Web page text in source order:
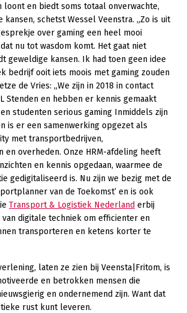
loont en biedt soms totaal onverwachte,
schetst Wessel Veenstra. „Zo is uit
over gaming een heel mooi
nu tot wasdom komt. Het gaat niet
geweldige kansen. Ik had toen geen idee
bedrijf ooit iets moois met gaming zouden
de Vries: „We zijn in 2018 in contact
Stenden en hebben er kennis gemaakt
studenten serious gaming Inmiddels zijn
is er een samenwerking opgezet als
met transportbedrijven,
en overheden. Onze HRM-afdeling heeft
en kennis opgedaan, waarmee de
gedigitaliseerd is. Nu zijn we bezig met de
van de Toekomst’ en is ook
Transport & Logistiek Nederland erbij
digitale techniek om efficienter en
transporteren en ketens korter te
laten ze zien bij Veensta|Fritom, is
en betrokken mensen die
en ondernemend zijn. Want dat
rust kunt leveren.